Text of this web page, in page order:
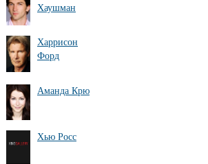
Хаушман
Харрисон
Форд
Аманда Крю
Хью Росс